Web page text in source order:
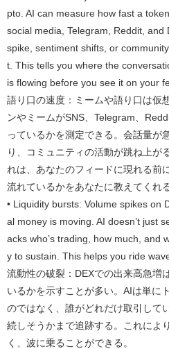
pto. AI can measure how fast a
social media, Telegram, Reddit,
spike, sentiment shifts, or
t. This tells you where the
is flowing before you see it on your
語り口の速度：ミームや語り口は仮
ンやミームがSNS、Telegram、
っているかを測定できる。会話量が
り、コミュニティの活動が跳ね上が
れは、あなたのフィードに現れる前
流れているかをあなたに教えてくれる
• Liquidity bursts: Volume spikes on
al money is moving. AI doesn’t just
acks who’s trading, how much, and
y to sustain. This helps you ride
流動性の破裂：DEXでの出来高急増
いるかを示すことが多い。AIは単に
のではなく、誰がどれだけ取引して
続しそうかまで追跡する。これによ
く、波に乗ることができる。